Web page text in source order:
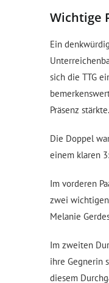
Wichtige
Ein
sich die TTG
Präsenz stärkte.
Die Doppel
einem klaren
Im vorderen
zwei
Melanie
Im zweiten
ihre Gegnerin
diesem